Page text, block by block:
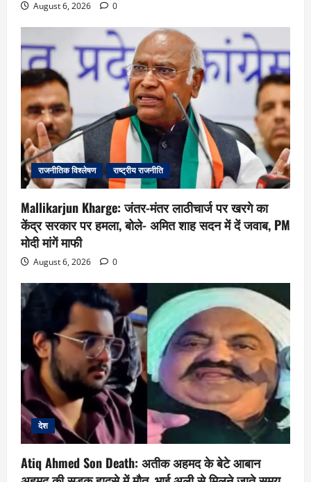
August 6, 2026 0
राजनीतिक विश्लेषण राष्ट्रीय राजनीति
Mallikarjun Kharge: जंतर-मंतर लाठीचार्ज पर खरगे का
केंद्र सरकार पर हमला, बोले- अमित शाह सदन में दें जवाब, PM
मोदी मांगें माफी
August 6, 2026 0
देश
Atiq Ahmed Son Death: अतीक अहमद के बेटे आबान